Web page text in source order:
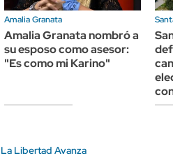
Municipios
URUGUAY
Amalia Granata
Amalia Granata nombró a
su esposo como asesor:
"Es como mi Karino"
La Libertad Avanza